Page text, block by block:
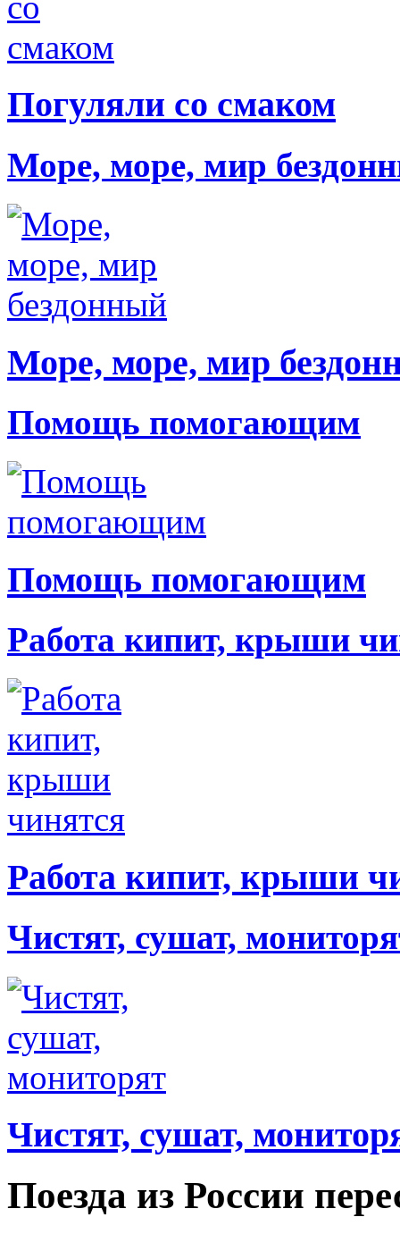
Погуляли со смаком
Море, море, мир
Море, море, мир
Помощь помогающим
Помощь помогающим
Работа кипит, крыши
Работа кипит, крыши
Чистят, сушат,
Чистят, сушат,
Поезда из России